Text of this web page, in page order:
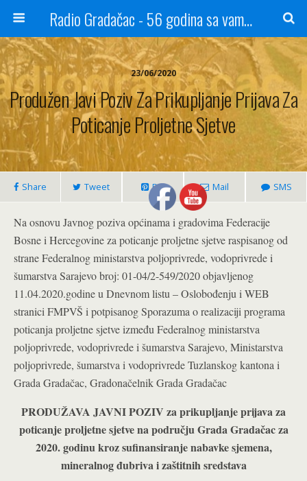
Radio Gradačac - 56 godina sa vama...
23/06/2020
Produžen Javi Poziv Za Prikupljanje Prijava Za
Poticanje Proljetne Sjetve
Share Tweet Pin Mail SMS
Na osnovu Javnog poziva općinama i gradovima Federacije
Bosne i Hercegovine za poticanje proljetne sjetve raspisanog od
strane Federalnog ministarstva poljoprivrede, vodoprivrede i
šumarstva Sarajevo broj: 01-04/2-549/2020 objavljenog
11.04.2020.godine u Dnevnom listu – Oslobođenju i WEB
stranici FMPVŠ i potpisanog Sporazuma o realizaciji programa
poticanja proljetne sjetve između Federalnog ministarstva
poljoprivrede, vodoprivrede i šumarstva Sarajevo, Ministarstva
poljoprivrede, šumarstva i vodoprivrede Tuzlanskog kantona i
Grada Gradačac, Gradonačelnik Grada Gradačac
PRODUŽAVA JAVNI POZIV za prikupljanje prijava za
poticanje proljetne sjetve na području Grada Gradačac za
2020. godinu kroz sufinansiranje nabavke sjemena,
mineralnog đubriva i zaštitnih sredstava